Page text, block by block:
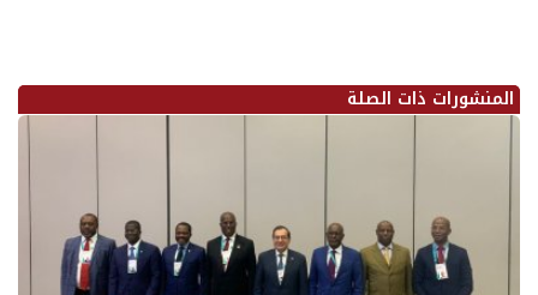
المنشورات ذات الصلة